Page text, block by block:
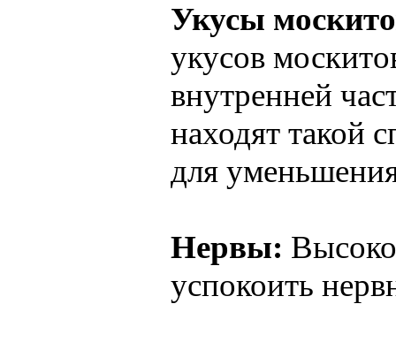
Укусы
укусов
внутренней
находят такой
для
Нервы:
успокоить